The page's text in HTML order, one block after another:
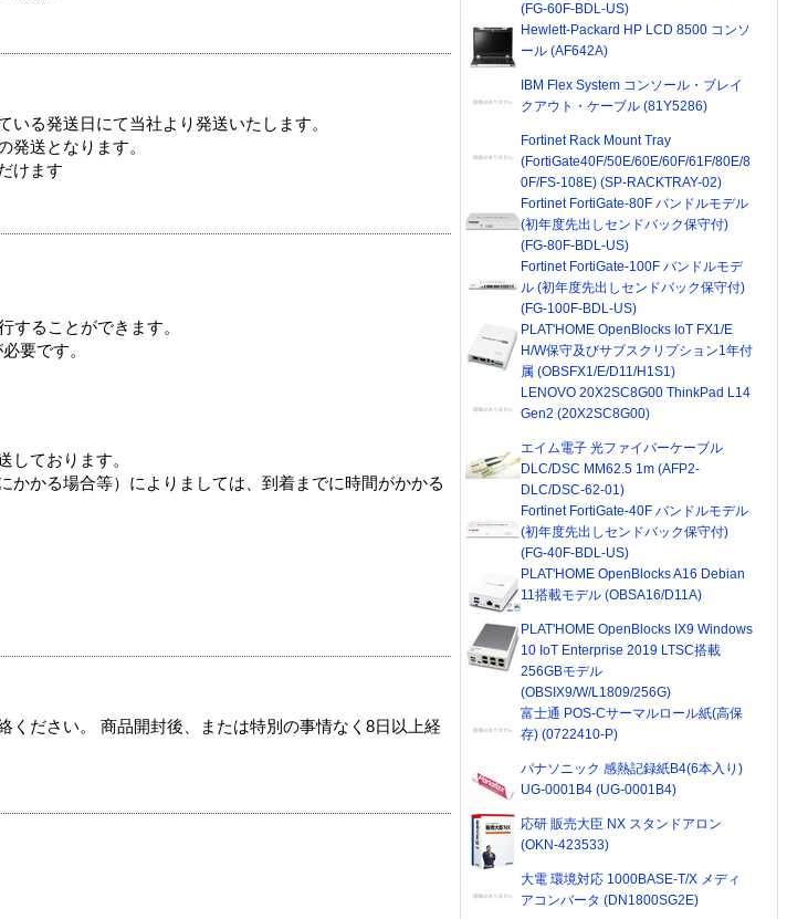
る発送日にて当社より発送いたします。
発送となります。
けます
することができます。
要です。
しております。
かる場合等）によりましては、到着までに時間がかかる
ださい。 商品開封後、または特別の事情なく8日以上経
(FG-60F-BDL-US)
Hewlett-Packard HP LCD 8500 コンソ
ール (AF642A)
IBM Flex System コンソール・ブレイ
クアウト・ケーブル (81Y5286)
Fortinet Rack Mount Tray
(FortiGate40F/50E/60E/60F/61F/80E/8
0F/FS-108E) (SP-RACKTRAY-02)
Fortinet FortiGate-80F バンドルモデル
(初年度先出しセンドバック保守付)
(FG-80F-BDL-US)
Fortinet FortiGate-100F バンドルモデ
ル (初年度先出しセンドバック保守付)
(FG-100F-BDL-US)
PLAT'HOME OpenBlocks IoT FX1/E
H/W保守及びサブスクリプション1年付
属 (OBSFX1/E/D11/H1S1)
LENOVO 20X2SC8G00 ThinkPad L14
Gen2 (20X2SC8G00)
エイム電子 光ファイバーケーブル
DLC/DSC MM62.5 1m (AFP2-
DLC/DSC-62-01)
Fortinet FortiGate-40F バンドルモデル
(初年度先出しセンドバック保守付)
(FG-40F-BDL-US)
PLAT'HOME OpenBlocks A16 Debian
11搭載モデル (OBSA16/D11A)
PLAT'HOME OpenBlocks IX9 Windows
10 IoT Enterprise 2019 LTSC搭載
256GBモデル
(OBSIX9/W/L1809/256G)
富士通 POS-Cサーマルロール紙(高保
存) (0722410-P)
パナソニック 感熱記録紙B4(6本入り)
UG-0001B4 (UG-0001B4)
応研 販売大臣 NX スタンドアロン
(OKN-423533)
大電 環境対応 1000BASE-T/X メディ
アコンバータ (DN1800SG2E)